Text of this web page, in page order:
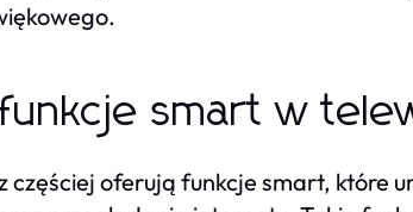
smart w
częściej oferują funkcje smart, które